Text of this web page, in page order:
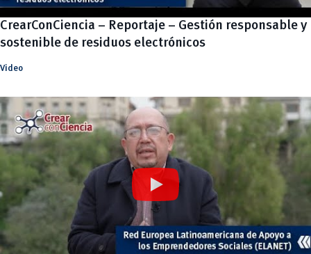
CrearConCiencia – Reportaje – Gestión responsable y
sostenible de residuos electrónicos
Video